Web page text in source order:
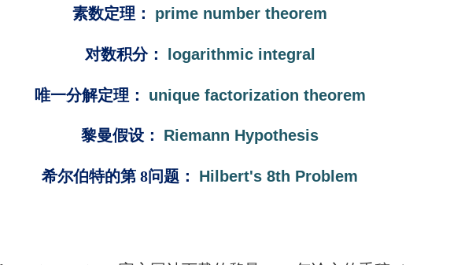
素数定理 ： prime number theorem
对数积分： logarithmic integral
唯一分解定理 ： unique factorization theorem
黎曼假设 ： Riemann Hypothesis
希尔伯特的第 8问题 ： Hilbert's 8th Problem